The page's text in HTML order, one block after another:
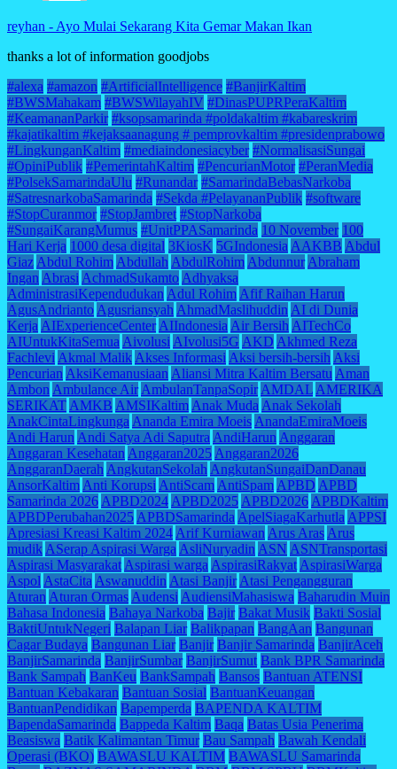
reyhan - Ayo Mulai Sekarang Kita Gemar Makan Ikan
thanks a lot of information goodjobs
#alexa #amazon #ArtificialIntelligence #BanjirKaltim
#BWSMahakam #BWSWilayahIV #DinasPUPRPeraKaltim
#KeamananParkir #ksopsamarinda #poldakaltim #kabareskrim
#kajatikaltim #kejaksaanagung # pemprovkaltim #presidenprabowo
#LingkunganKaltim #mediaindonesiacyber #NormalisasiSungai
#OpiniPublik #PemerintahKaltim #PencurianMotor #PeranMedia
#PolsekSamarindaUlu #Runandar #SamarindaBebasNarkoba
#SatresnarkobaSamarinda #Sekda #PelayananPublik #software
#StopCuranmor #StopJambret #StopNarkoba
#SungaiKarangMumus #UnitPPASamarinda 10 November 100
Hari Kerja 1000 desa digital 3KiosK 5GIndonesia AAKBB Abdul
Giaz Abdul Rohim Abdullah AbdulRohim Abdunnur Abraham
Ingan Abrasi AchmadSukamto Adhyaksa
AdministrasiKependudukan Adul Rohim Afif Raihan Harun
AgusAndrianto Agusriansyah AhmadMaslihuddin AI di Dunia
Kerja AIExperienceCenter AIIndonesia Air Bersih AITechCo
AIUntukKitaSemua Aivolusi AIvolusi5G AKD Akhmed Reza
Fachlevi Akmal Malik Akses Informasi Aksi bersih-bersih Aksi
Pencurian AksiKemanusiaan Aliansi Mitra Kaltim Bersatu Aman
Ambon Ambulance Air AmbulanTanpaSopir AMDAL AMERIKA
SERIKAT AMKB AMSIKaltim Anak Muda Anak Sekolah
AnakCintaLingkunga Ananda Emira Moeis AnandaEmiraMoeis
Andi Harun Andi Satya Adi Saputra AndiHarun Anggaran
Anggaran Kesehatan Anggaran2025 Anggaran2026
AnggaranDaerah AngkutanSekolah AngkutanSungaiDanDanau
AnsorKaltim Anti Korupsi AntiScam AntiSpam APBD APBD
Samarinda 2026 APBD2024 APBD2025 APBD2026 APBDKaltim
APBDPerubahan2025 APBDSamarinda ApelSiagaKarhutla APPSI
Apresiasi Kreasi Kaltim 2024 Arif Kurniawan Arus Aras Arus
mudik ASerap Aspirasi Warga AsliNuryadin ASN ASNTransportasi
Aspirasi Masyarakat Aspirasi warga AspirasiRakyat AspirasiWarga
Aspol AstaCita Aswanuddin Atasi Banjir Atasi Pengangguran
Aturan Aturan Ormas Audensi AudiensiMahasiswa Baharudin Muin
Bahasa Indonesia Bahaya Narkoba Bajir Bakat Musik Bakti Sosial
BaktiUntukNegeri Balapan Liar Balikpapan BangAan Bangunan
Cagar Budaya Bangunan Liar Banjir Banjir Samarinda BanjirAceh
BanjirSamarinda BanjirSumbar BanjirSumut Bank BPR Samarinda
Bank Sampah BanKeu BankSampah Bansos Bantuan ATENSI
Bantuan Kebakaran Bantuan Sosial BantuanKeuangan
BantuanPendidikan Bapemperda BAPENDA KALTIM
BapendaSamarinda Bappeda Kaltim Baqa Batas Usia Penerima
Beasiswa Batik Kalimantan Timur Bau Sampah Bawah Kendali
Operasi (BKO) BAWASLU KALTIM BAWASLU Samarinda